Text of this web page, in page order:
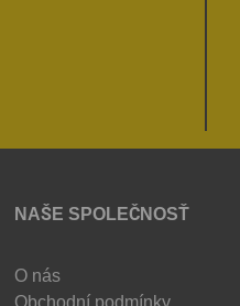
NAŠE SPOLEČNOSŤ
O nás
Obchodní podmínky